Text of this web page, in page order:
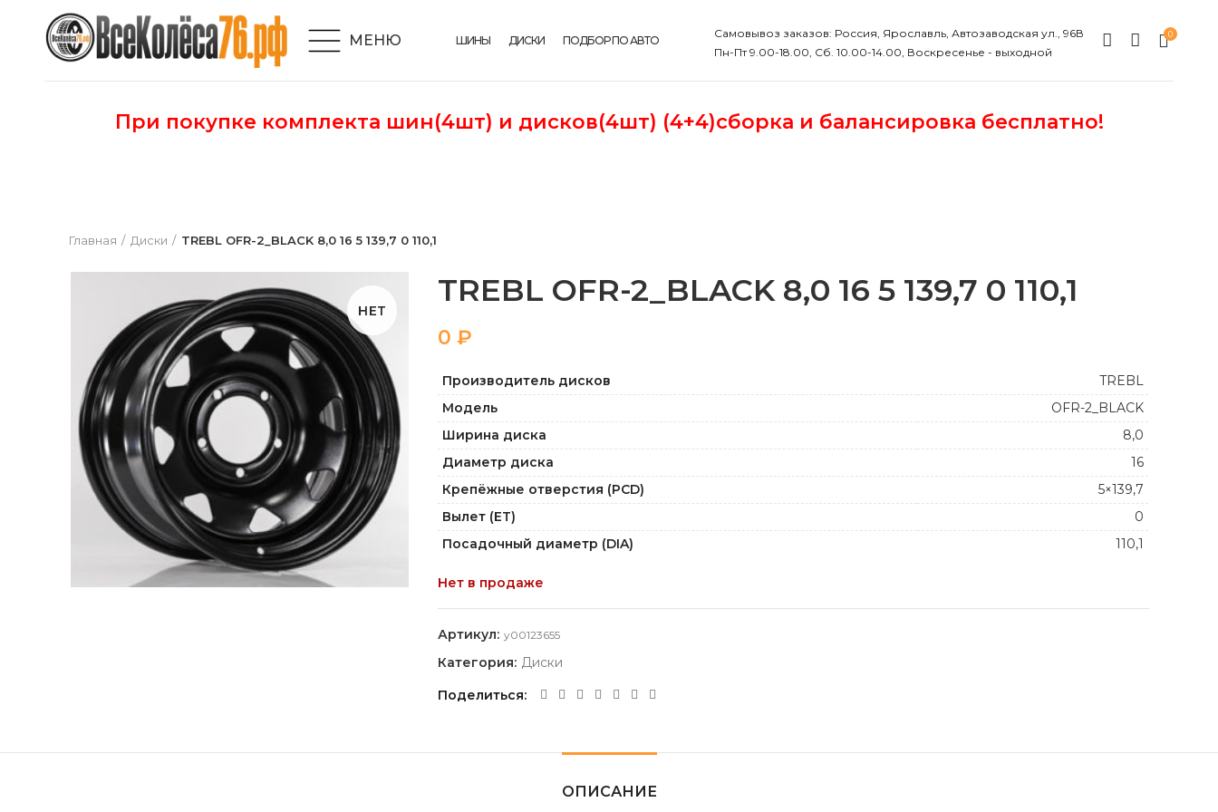
МЕНЮ ШИНЫ ДИСКИ ПОДБОР ПО АВТО
Самовывоз заказов: Россия, Ярославль, Автозаводская ул., 96В
Пн-Пт 9.00-18.00, Сб. 10.00-14.00, Воскресенье - выходной
0
При покупке комплекта шин(4шт) и дисков(4шт) (4+4)сборка и балансировка бесплатно!
Главная Диски TREBL OFR-2_BLACK 8,0 16 5 139,7 0 110,1
НЕТ
TREBL OFR-2_BLACK 8,0 16 5 139,7 0 110,1
₽
Производитель дисков
TREBL
Модель
OFR-2_BLACK
Ширина диска
8,0
Диаметр диска
16
Крепёжные отверстия (PCD)
5×139,7
Вылет (ET)
0
Посадочный диаметр (DIA)
110,1
Нет в продаже
Артикул: y00123655
Категория: Диски
Поделиться
ОПИСАНИЕ